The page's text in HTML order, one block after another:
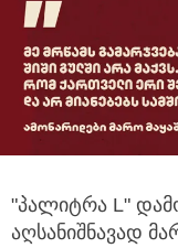
"პალიტრა L"
აღსანიშნავად